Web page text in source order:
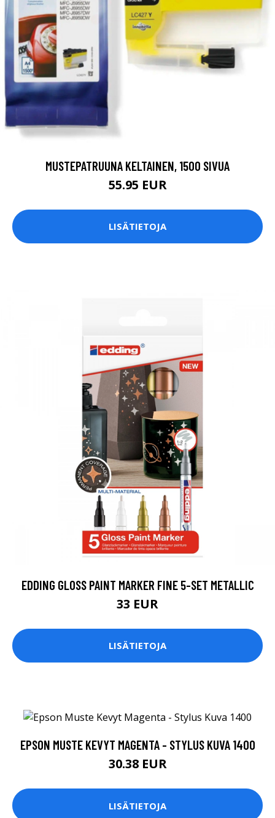
MUSTEPATRUUNA KELTAINEN, 1500 SIVUA
55.95 EUR
LISÄTIETOJA
EDDING GLOSS PAINT MARKER FINE 5-SET METALLIC
33 EUR
LISÄTIETOJA
EPSON MUSTE KEVYT MAGENTA - STYLUS KUVA 1400
30.38 EUR
LISÄTIETOJA